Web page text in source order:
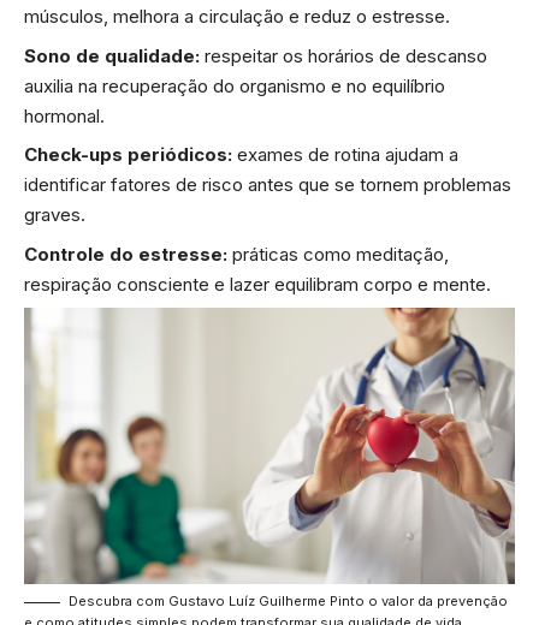
músculos, melhora a circulação e reduz o estresse.
Sono de qualidade: respeitar os horários de descanso
auxilia na recuperação do organismo e no equilíbrio
hormonal.
Check-ups periódicos: exames de rotina ajudam a
identificar fatores de risco antes que se tornem problemas
graves.
Controle do estresse: práticas como meditação,
respiração consciente e lazer equilibram corpo e mente.
Descubra com Gustavo Luíz Guilherme Pinto o valor da prevenção